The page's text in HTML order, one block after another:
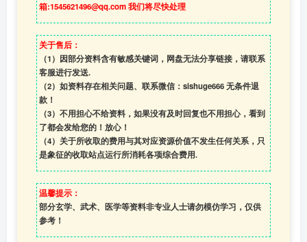
箱:1545621496@qq.com 我们将尽快处理
关于售后：
（1）因部分资料含有敏感关键词，网盘无法分享链接，请联系
客服进行发送.
（2）如资料存在相关问题、联系微信：sishuge666 无条件退
款！
（3） 不用担心不给资料，如果没有及时回复也不用担心，看到
了都会发给您的！放心！
（4） 关于所收取的费用与其对应资源价值不发生任何关系，只
是象征的收取站点运行所消耗各项综合费用.
温馨提示：
部分玄学、武术、医学等资料非专业人士请勿模仿学习，仅供
参考！